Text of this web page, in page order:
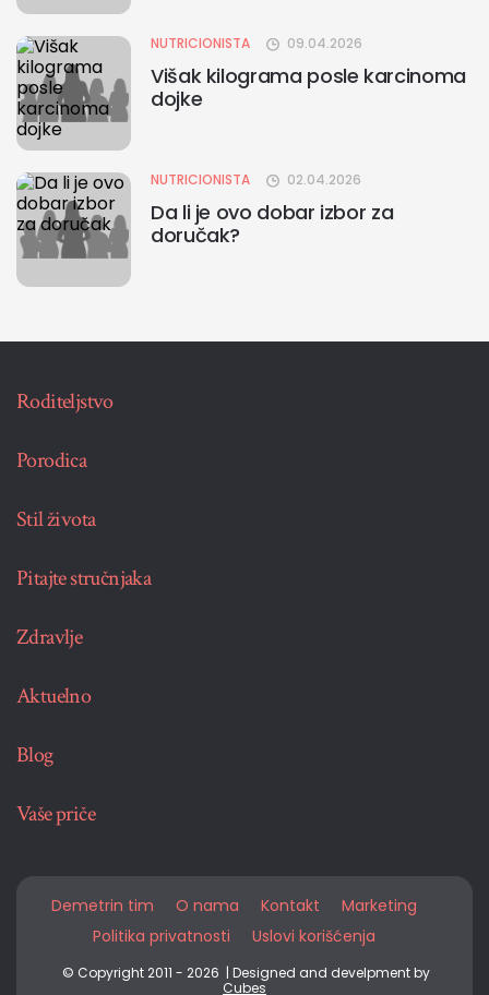
NUTRICIONISTA 09.04.2026
Višak kilograma posle karcinoma
dojke
NUTRICIONISTA 02.04.2026
Da li je ovo dobar izbor za
doručak?
Roditeljstvo
Porodica
Stil života
Pitajte stručnjaka
Zdravlje
Aktuelno
Blog
Vaše priče
Demetrin tim O nama Kontakt
Marketing
Politika privatnosti
Uslovi korišćenja
© Copyright 2011 - 2026 | Designed and develpment by
Cubes